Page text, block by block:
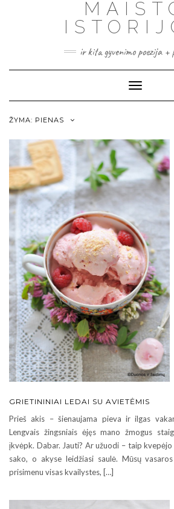
ir kita gyvenimo poezija +
Toggle
Navigation
ŽYMA: PIENAS
GRIETININIAI LEDAI SU AVIETĖMIS
Prieš akis – šienaujama pieva ir ilgas
Lengvais žingsniais ėjęs mano žmogus
įkvėpk. Dabar. Jauti? Ar užuodi – taip
sako, o akyse leidžiasi saulė. Mūsų
prisimenu visas kvailystes, […]